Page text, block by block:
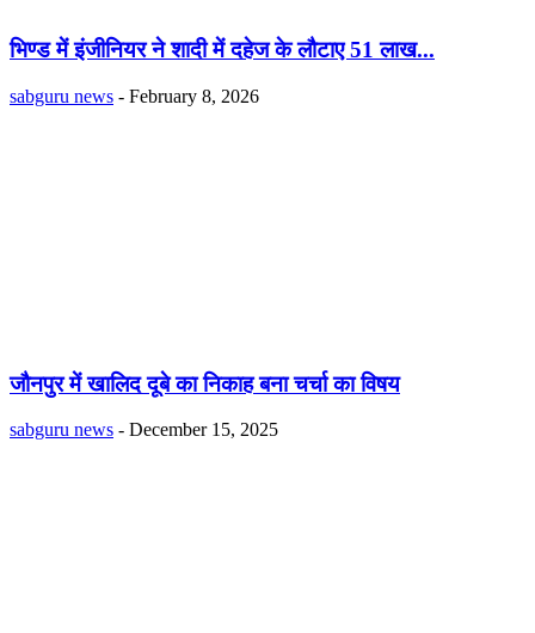
भिण्ड में इंजीनियर ने शादी में दहेज के लौटाए 51 लाख...
sabguru news - February 8, 2026
जौनपुर में खालिद दूबे का निकाह बना चर्चा का विषय
sabguru news - December 15, 2025